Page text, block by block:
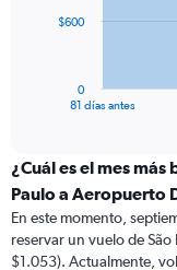
The
categories.
Range:
categories.
The
81 días antes
0
$600
¿Cuál es el mes
Paulo a Aeropuerto
En este momento,
reservar un vuelo de
$1.053). Actualmente,